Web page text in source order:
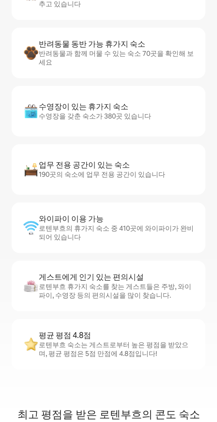
추고 있습니다
반려동물 동반 가능 휴가지 숙소
반려동물과 함께 머물 수 있는 숙소 70곳을 확인해 보
세요
수영장이 있는 휴가지 숙소
수영장을 갖춘 숙소가 380곳 있습니다
업무 전용 공간이 있는 숙소
190곳의 숙소에 업무 전용 공간이 있습니다
와이파이 이용 가능
로텐부흐의 휴가지 숙소 중 410곳에 와이파이가 완비
되어 있습니다
게스트에게 인기 있는 편의시설
로텐부흐 휴가지 숙소를 찾는 게스트들은 주방, 와이
파이, 수영장 등의 편의시설을 많이 찾습니다.
평균 평점 4.8점
로텐부흐 숙소는 게스트로부터 높은 평점을 받았으
며, 평균 평점은 5점 만점에 4.8점입니다!
최고 평점을 받은 로텐부흐의 콘도 숙소